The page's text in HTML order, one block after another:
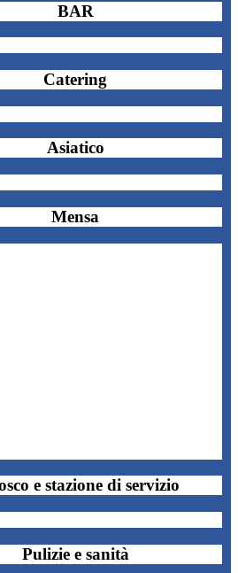
BAR
Catering
Asiatico
Mensa
e stazione di servizio
Pulizie e sanità